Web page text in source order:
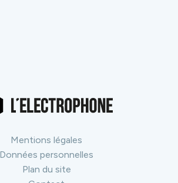
Mentions légales
Données personnelles
Plan du site